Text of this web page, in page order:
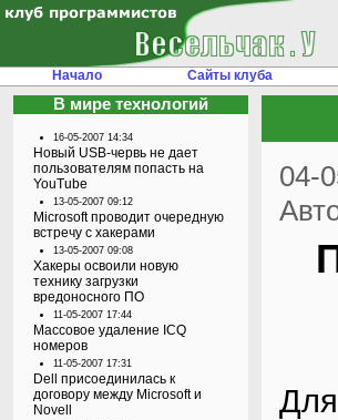
Начало Сайты клуба
В мире технологий
16-05-2007 14:34
Новый USB-червь не дает
пользователям попасть на
YouTube
13-05-2007 09:12
Microsoft проводит очередную
встречу с хакерами
13-05-2007 09:08
Хакеры освоили новую
технику загрузки
вредоносного ПО
11-05-2007 17:44
Массовое удаление ICQ
номеров
11-05-2007 17:31
Dell присоединилась к
договору между Microsoft и
Novell
04-